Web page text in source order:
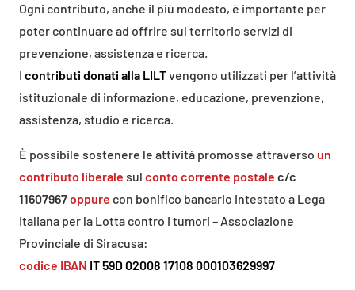
Ogni contributo, anche il più modesto, è importante per
poter continuare ad offrire sul territorio servizi di
prevenzione, assistenza e ricerca.
I contributi donati alla LILTvengono utilizzati per l’attività
istituzionale di informazione, educazione, prevenzione,
assistenza, studio e ricerca.
È possibile sostenere le attività promosse attraverso un
contributo liberale sul conto corrente postale c/c
11607967oppure con bonifico bancario intestato a Lega
Italiana per la Lotta contro i tumori – Associazione
Provinciale di Siracusa:
codice IBAN IT 59D 02008 17108 000103629997